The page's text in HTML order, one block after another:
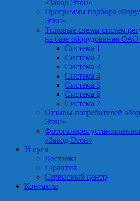
«Завод Этон»
Программы подбора
Этон»
Типовые схемы систем
на базе оборудования
Система 1
Система 2
Система 3
Система 4
Система 5
Система 6
Система 7
Отзывы потребителей
Этон»
Фотогалерея
«Завод Этон»
Услуги
Доставка
Гарантия
Сервисный центр
Контакты